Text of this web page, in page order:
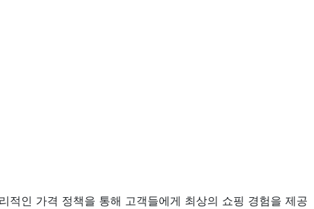
적인 가격 정책을 통해 고객들에게 최상의 쇼핑 경험을 제공